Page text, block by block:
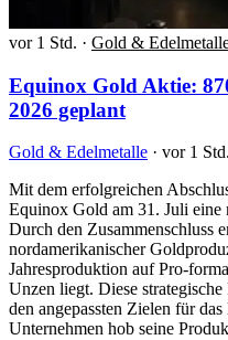
vor 1 Std. · Gold &
Equinox Gold Aktie:
2026 geplant
Gold & Edelmetalle · vor 1 Std.
Mit dem erfolgreichen
Equinox Gold am 31. Juli eine
Durch den Zusammenschluss
nordamerikanischer
Jahresproduktion auf Pro-
Unzen liegt. Diese
den angepassten Zielen für
Unternehmen hob seine